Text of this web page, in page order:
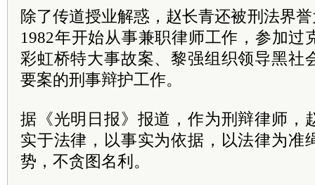
除了传道授业解惑，赵长青还被刑法界
1982年开始从事兼职律师工作，参加过
彩虹桥特大事故案、黎强组织领导黑社
要案的刑事辩护工作。
据《光明日报》报道，作为刑辩律师，
实于法律，以事实为依据，以法律为准
势，不贪图名利。